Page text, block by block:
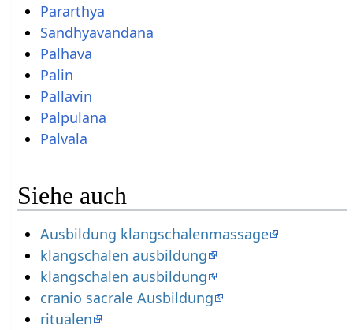
Pararthya
Sandhyavandana
Palhava
Palin
Pallavin
Palpulana
Palvala
Siehe auch
Ausbildung klangschalenmassage
klangschalen ausbildung
klangschalen ausbildung
cranio sacrale Ausbildung
ritualen